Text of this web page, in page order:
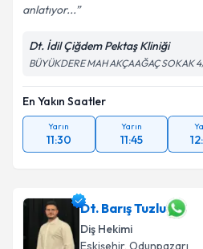
anlatıyor...
Dt. İdil Çiğdem Pektaş Kliniği
BÜYÜKDERE MAH AKÇAAĞAÇ SOKAK
En Yakın Saatler
Yarın
11:30
Yarın
11:45
Dt. Barış Tuzlu
Diş Hekimi
Eskişehir, Odunpazarı